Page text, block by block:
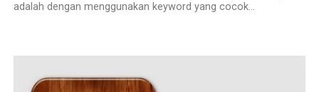
adalah dengan menggunakan keyword yang cocok...